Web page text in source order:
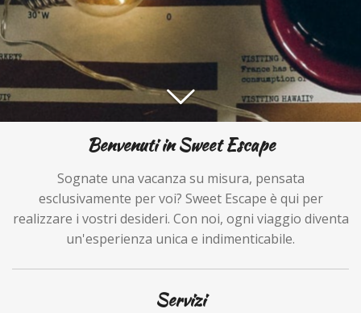
Benvenuti in Sweet Escape
Sognate una vacanza su misura, pensata
esclusivamente per voi? Sweet Escape è qui per
realizzare i vostri desideri. Con noi, ogni viaggio diventa
un'esperienza unica e indimenticabile.
Servizi